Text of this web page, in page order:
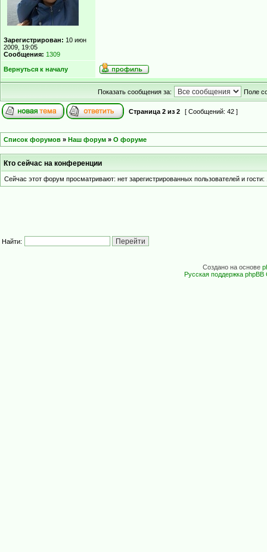
Зарегистрирован: 10 июн
2009, 19:05
Сообщения: 1309
Вернуться к началу
Показать сообщения за: Поле
Страница 2 из 2 [ Сообщений: 42 ]
Список форумов » Наш форум » О форуме
Кто сейчас на конференции
Сейчас этот форум просматривают: нет зарегистрированных пользователей и гости:
Найти:
Создано на основе
Русская поддержка phpBB